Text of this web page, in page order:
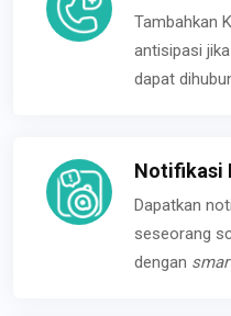
Tambahkan
antisipasi
dapat
Notifikasi
Dapatkan
seseorang
dengan